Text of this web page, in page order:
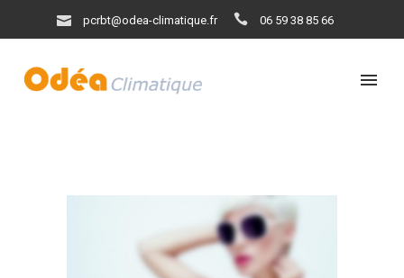
pcrbt@odea-climatique.fr 06 59 38 85 66